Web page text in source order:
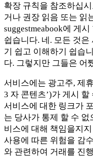
확장 규칙을 참조하십
거나 권장 읽음 또는 읽
suggestmeabook에 게
쉽습니다. 네. 모든 것
기 쉽고 이해하기 쉽습
다. 그렇지만 그들은 어
서비스에는 광고주, 제
3 자 콘텐츠’)가 게시
서비스에 대한 링크가
는 당사가 통제 할 수 없
비스에 대해 책임을지
사용에 따른 위험을 감
와 관련하여 거래를 진